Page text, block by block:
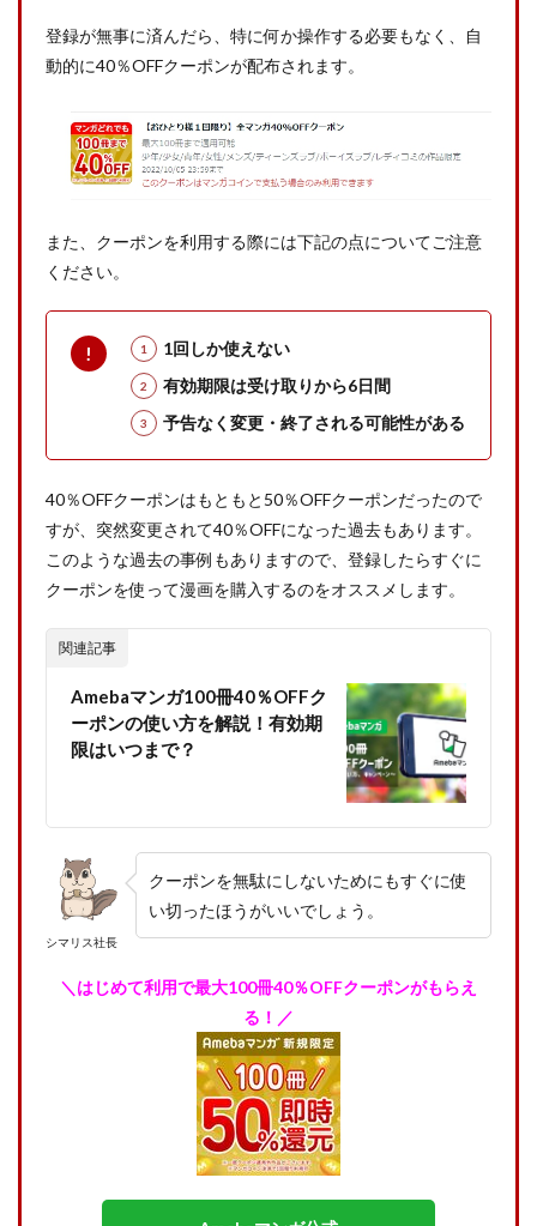
登録が無事に済んだら、特に何か操作する必要もなく、自
動的に40％OFFクーポンが配布されます。
また、クーポンを利用する際には下記の点についてご注意
ください。
1回しか使えない
有効期限は受け取りから6日間
予告なく変更・終了される可能性がある
40％OFFクーポンはもともと50％OFFクーポンだったので
すが、突然変更されて40％OFFになった過去もあります。
このような過去の事例もありますので、登録したらすぐに
クーポンを使って漫画を購入するのをオススメします。
関連記事
Amebaマンガ100冊40％OFFク
ーポンの使い方を解説！有効期
限はいつまで？
シマリス社長
クーポンを無駄にしないためにもすぐに使
い切ったほうがいいでしょう。
＼はじめて利用で最大100冊40％OFFクーポンがもらえ
る！／